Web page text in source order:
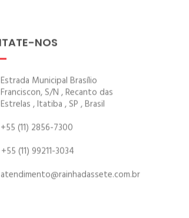
Estrada Municipal Brasílio
Franciscon, S/N , Recanto das
Estrelas , Itatiba , SP , Brasil
+55 (11) 2856-7300
+55 (11) 99211-3034
atendimento@rainhadassete.com.br